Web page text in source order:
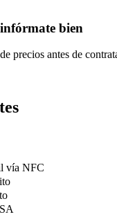
bien
precios antes de
vía NFC